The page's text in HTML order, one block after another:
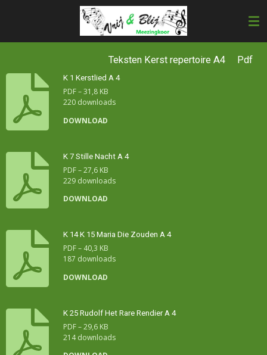
de
Teksten Kerst repertoire A4 Pdf
K 1 Kerstlied A 4
PDF – 31,8 KB
220 downloads
DOWNLOAD
K 7 Stille Nacht A 4
PDF – 27,6 KB
229 downloads
DOWNLOAD
K 14 K 15 Maria Die Zouden A 4
PDF – 40,3 KB
187 downloads
DOWNLOAD
K 25 Rudolf Het Rare Rendier A 4
PDF – 29,6 KB
214 downloads